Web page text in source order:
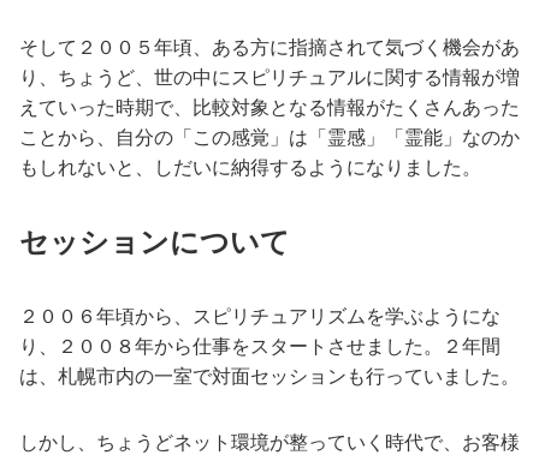
そして２００５年頃、ある方に指摘されて気づく機会があ
り、ちょうど、世の中にスピリチュアルに関する情報が増
えていった時期で、比較対象となる情報がたくさんあった
ことから、自分の「この感覚」は「霊感」「霊能」なのか
もしれないと、しだいに納得するようになりました。
セッションについて
２００６年頃から、スピリチュアリズムを学ぶようにな
り、２００８年から仕事をスタートさせました。２年間
は、札幌市内の一室で対面セッションも行っていました。
しかし、ちょうどネット環境が整っていく時代で、お客様